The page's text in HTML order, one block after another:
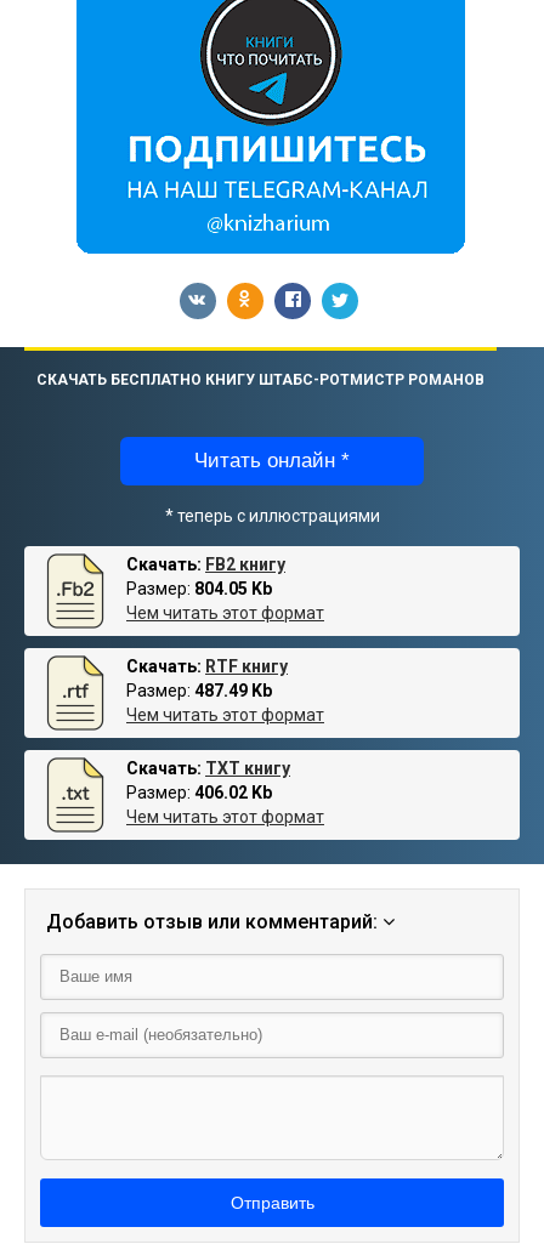
СКАЧАТЬ БЕСПЛАТНО КНИГУ ШТАБС-РОТМИСТР РОМАНОВ
Читать онлайн *
* теперь с иллюстрациями
Скачать: FB2 книгу
Размер: 804.05 Kb
Чем читать этот формат
Скачать: RTF книгу
Размер: 487.49 Kb
Чем читать этот формат
Скачать: TXT книгу
Размер: 406.02 Kb
Чем читать этот формат
Добавить отзыв или комментарий:
Отправить